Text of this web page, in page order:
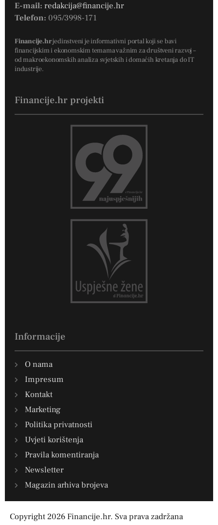
E-mail: redakcija@financije.hr
Telefon: 095/3998-171
Financije.hrjedinstveni je informativni portal koji se bavi
financijskim i ekonomskim temama važnim za društveni razvoj –
od makroekonomskih analiza svjetskih i domaćih kretanja do IT
industrije.
Financije.hr projekti
Informacije
O nama
Impresum
Kontakt
Marketing
Politika privatnosti
Uvjeti korištenja
Pravila komentiranja
Newsletter
Magazin arhiva brojeva
Copyright 2026 Financije.hr. Sva prava zadržana